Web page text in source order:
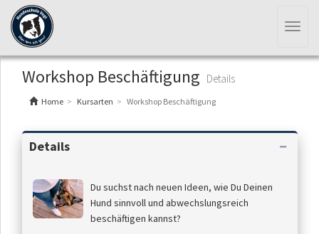
Workshop Beschäftigung Details
Home Kursarten Workshop Beschäftigung
Details
Du suchst nach neuen Ideen, wie Du Deinen
Hund sinnvoll und abwechslungsreich
beschäftigen kannst?